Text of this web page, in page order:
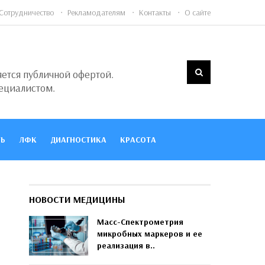
Рекламодателям Контакты О сайте
публичной офертой.
ЛФК ДИАГНОСТИКА КРАСОТА
НОВОСТИ МЕДИЦИНЫ
Масс-Спектрометрия
микробных маркеров и ее
реализация в..